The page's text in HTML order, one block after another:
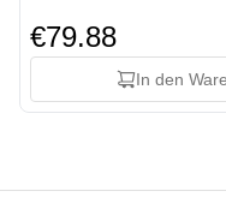
€79.88
In den